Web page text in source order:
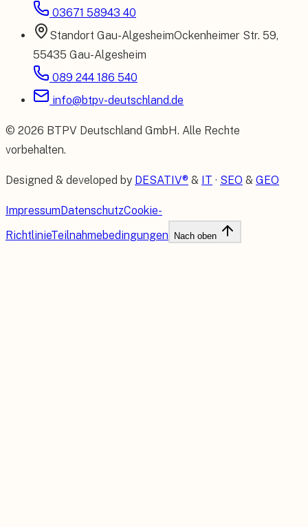
03671 58943 40
Standort Gau-AlgesheimOckenheimer Str. 59,
55435 Gau-Algesheim
089 244 186 540
info@btpv-deutschland.de
© 2026 BTPV Deutschland GmbH. Alle Rechte
vorbehalten.
Designed & developed by DESATIV® & IT · SEO & GEO
ImpressumDatenschutzCookie-
RichtlinieTeilnahmebedingungen Nach oben